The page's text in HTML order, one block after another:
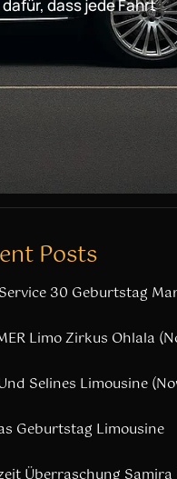
dass jede Fahrt
Posts
30 Geburtstag
Limo Zirkus Ohlala
Selines Limousine
Geburtstag Limousine